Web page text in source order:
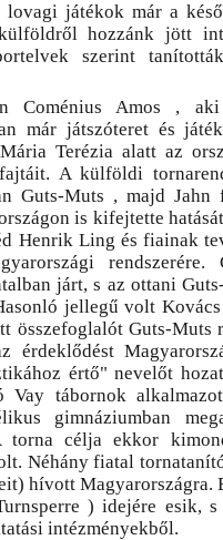
játékok már a
hozzánk jött
szerint
Coménius Amos , aki
már játszóteret és
Terézia alatt az
A külföldi
Guts-Muts , majd
is kifejtette
Henrik Ling és fiainak
rendszerére.
járt, s az ottani
jellegű volt
összefoglalót Guts-Muts
érdeklődést
értő" nevelőt
Vay tábornok
gimnáziumban
célja ekkor
Néhány fiatal
hívott Magyarországra.
) idejére esik,
intézményekből.